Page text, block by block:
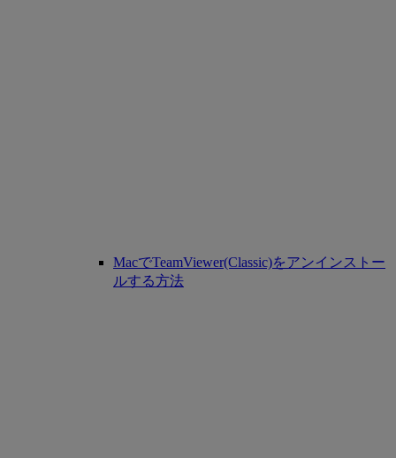
MacでTeamViewer(Classic)をアンインストー
ルする方法